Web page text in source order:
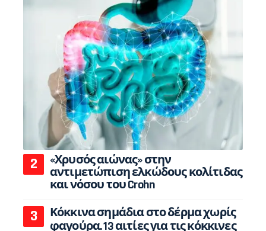
«Χρυσός αιώνας» στην
αντιμετώπιση ελκώδους κολίτιδας
και νόσου του Crohn
Κόκκινα σημάδια στο δέρμα χωρίς
φαγούρα. 13 αιτίες για τις κόκκινες